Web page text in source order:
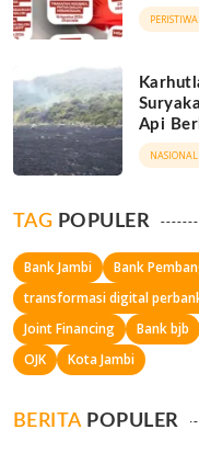
Paroki
PERISTIWA
Api
NASIONAL
TAG POPULER
Bank Jambi
Bank
transformasi digital
Joint Financing
Bank bjb
OJK
Kota Jambi
BERITAPOPULER